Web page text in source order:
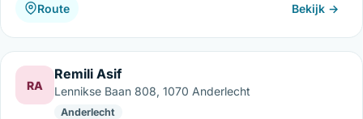
Route Bekijk →
RA
Remili Asif
Lennikse Baan 808, 1070 Anderlecht
Anderlecht